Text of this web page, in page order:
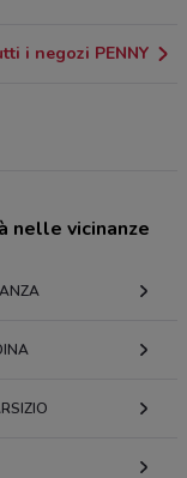
i negozi PENNY
nelle vicinanze